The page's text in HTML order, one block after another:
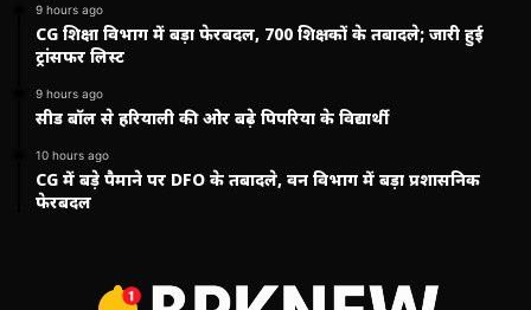
9 hours ago
CG शिक्षा विभाग में बड़ा फेरबदल, 700 शिक्षकों के तबादले; जारी हुई
ट्रांसफर लिस्ट
9 hours ago
सीड बॉल से हरियाली की ओर बढ़े पिपरिया के विद्यार्थी
10 hours ago
CG में बड़े पैमाने पर DFO के तबादले, वन विभाग में बड़ा प्रशासनिक
फेरबदल